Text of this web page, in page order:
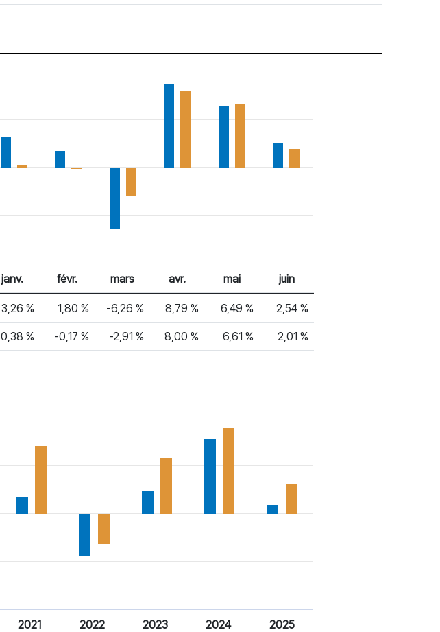
janv. févr. mars avr. mai juin
3,26 % 1,80 % -6,26 % 8,79 % 6,49 % 2,54 %
0,38 % -0,17 % -2,91 % 8,00 % 6,61 % 2,01 %
2021 2022 2023 2024 2025